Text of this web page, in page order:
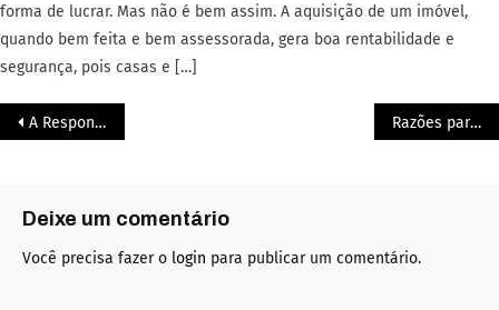
forma de lucrar. Mas não é bem assim. A aquisição de um imóvel,
quando bem feita e bem assessorada, gera boa rentabilidade e
segurança, pois casas e […]
A Responsabilidade da volta às aulas Razões para celebrar o dia internacional da proteção de dados
Deixe um comentário
Você precisa fazer o login para publicar um comentário.